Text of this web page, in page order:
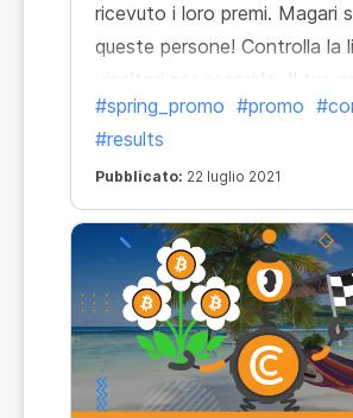
ricevuto i loro premi. Magari
queste persone! Controlla la
vincitori per scoprirlo. Il tuo
sta aspettando!
#spring_promo #promo
#results
Pubblicato: 22 luglio 2021